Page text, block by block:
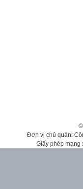
Đơn vị chủ quản:
Giấy phép mạng